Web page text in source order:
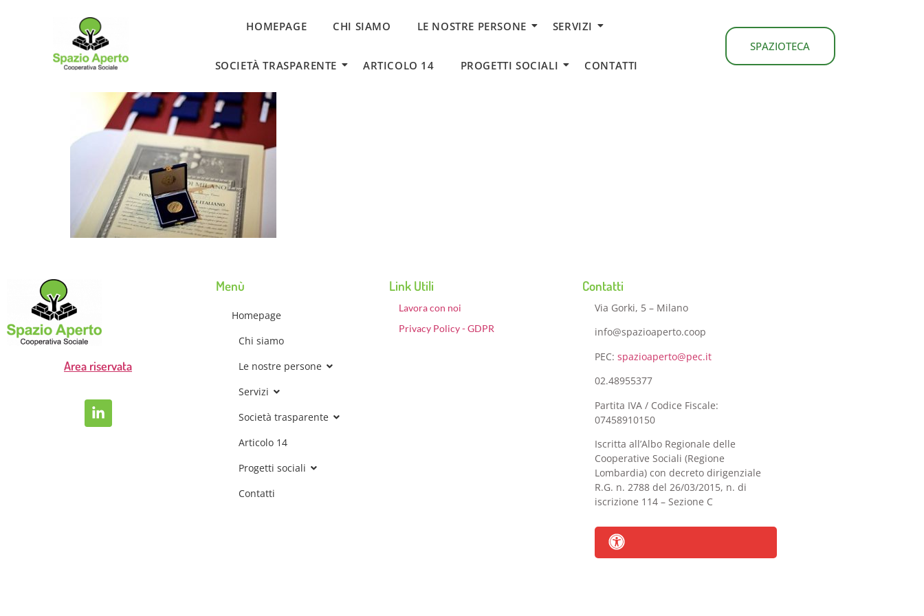
HOMEPAGE CHI SIAMO LE NOSTRE PERSONE SERVIZI
SOCIETÀ TRASPARENTE ARTICOLO 14 PROGETTI SOCIALI CONTATTI
SPAZIOTECA
Area riservata
Menù
Homepage
Chi siamo
Le nostre persone
Servizi
Società trasparente
Articolo 14
Progetti sociali
Contatti
Link Utili
Lavora con noi
Privacy Policy - GDPR
Contatti
Via Gorki, 5 – Milano
info@spazioaperto.coop
PEC: spazioaperto@pec.it
02.48955377
Partita IVA / Codice Fiscale:
07458910150
Iscritta all’Albo Regionale delle
Cooperative Sociali (Regione
Lombardia) con decreto dirigenziale
R.G. n. 2788 del 26/03/2015, n. di
iscrizione 114 – Sezione C